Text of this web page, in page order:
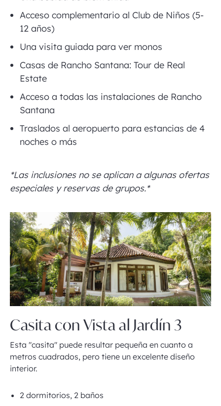
Acceso complementario al Club de Niños (5-
12 años)
Una visita guiada para ver monos
Casas de Rancho Santana: Tour de Real
Estate
Acceso a todas las instalaciones de Rancho
Santana
Traslados al aeropuerto para estancias de 4
noches o más
*Las inclusiones no se aplican a algunas ofertas
especiales y reservas de grupos.*
Casita con Vista al Jardín 3
Esta "casita" puede resultar pequeña en cuanto a
metros cuadrados, pero tiene un excelente diseño
interior.
2 dormitorios, 2 baños